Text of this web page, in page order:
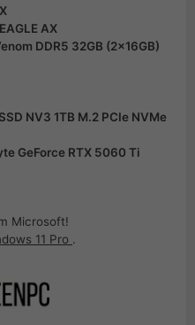
AX
DDR5 32GB (2x16GB)
NV3 1TB M.2 PCIe NVMe
GeForce RTX 5060 Ti
Microsoft!
11 Pro .